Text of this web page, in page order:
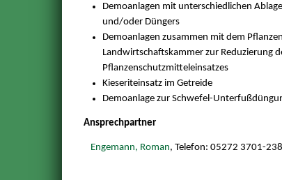
Demoanlagen mit unterschiedlichen
und/oder Düngers
Demoanlagen zusammen mit dem
Landwirtschaftskammer zur Reduzierung
Pflanzenschutzmitteleinsatzes
Kieseriteinsatz im Getreide
Demoanlage zur Schwefel-
Ansprechpartner
Engemann, Roman, Telefon: 05272 3701-238